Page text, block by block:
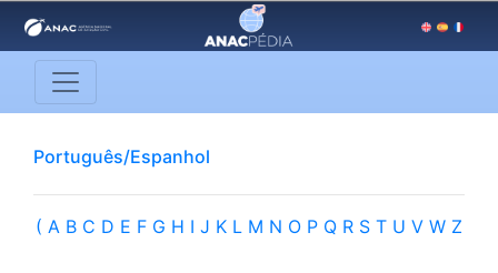
Português/Espanhol
( A B C D E F G H I J K L M N O P Q R S T U V W Z